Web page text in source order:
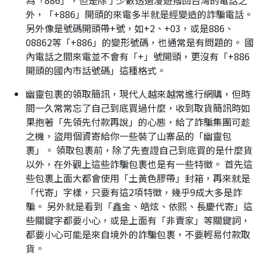
外，「+886」開頭的來電多半就是經變造的詐騙電話。
另外像是號碼開頭帶+號，如+2、+03，或是886、
08862等「+886」的變形號碼，也通常是有問題的。 國
內電話之間來電並不會有「+」號開頭，更沒有「+886
開頭的國內市話號碼」這種格式。
幽靈包裹的領取簡訊，現代人越來越常進行網購，但時
間一久常常忘了自己到底買過什麼，收到取貨簡訊時如
果抱著「先領先付款再說」的心態，給了詐騙集團可趁
之機，盜用個資寄給你一些裝了山寨品的「幽靈包
裹」。 領取包裹前，除了先查證自己到底買的是什麼貨
以外，在外觀上這些詐騙包裹也是有一些特徵。 首先這
些包裹上面大都會使用「土黃色膠帶」封箱，再來就是
「代寄」字樣，只要有這2項特徵，幾乎9成大多是詐
騙。 另外就是看到「鑫金、皓炫、依熙、長慶代寄」這
些關鍵字都要小心，或是上面有「非賣家」等關鍵詞，
都要小心可能是來自境外的詐騙包裹，不要輕易付款取
貨。